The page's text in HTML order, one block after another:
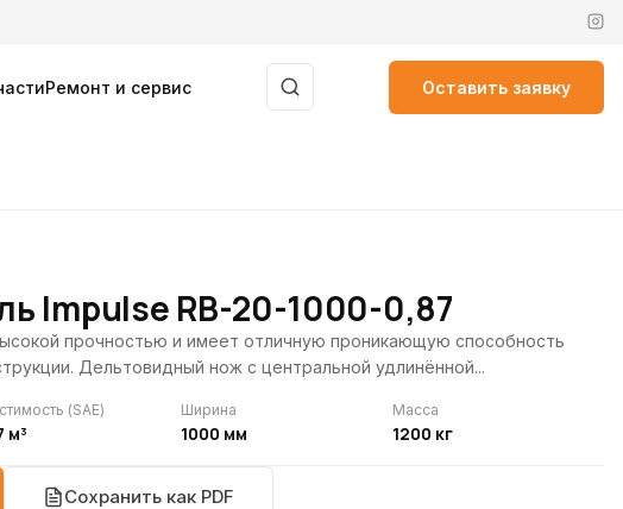
Ремонт и сервис Оставить заявку
Impulse RB-20-1000-0,87
прочностью и имеет отличную проникающую способность
Дельтовидный нож с центральной удлинённой...
(SAE)
м³
Ширина
1000 мм
Масса
1200 кг
Сохранить как PDF